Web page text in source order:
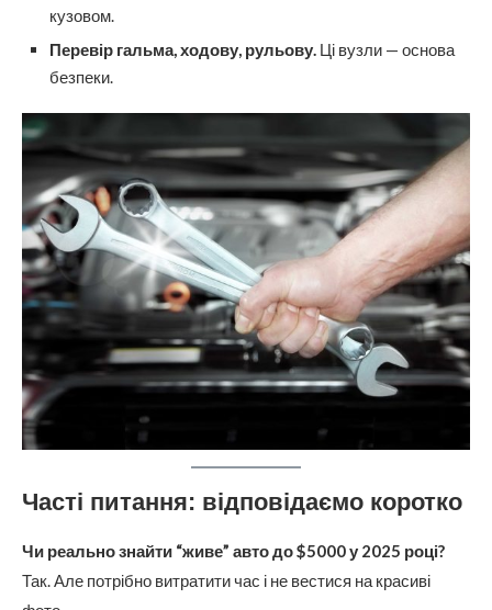
кузовом.
Перевір гальма, ходову, рульову. Ці вузли — основа
безпеки.
Часті питання: відповідаємо коротко
Чи реально знайти “живе” авто до $5000 у 2025 році?
Так. Але потрібно витратити час і не вестися на красиві